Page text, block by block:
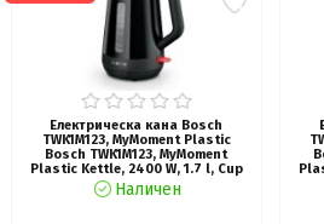
Електрическа кана Bosch
TWK1M123, MyMoment Plastic
Bosch TWK1M123, MyMoment
Plastic Kettle, 2400 W, 1.7 l, Cup
indicator, Limescale filter, Triple
safety function, Black
Наличен